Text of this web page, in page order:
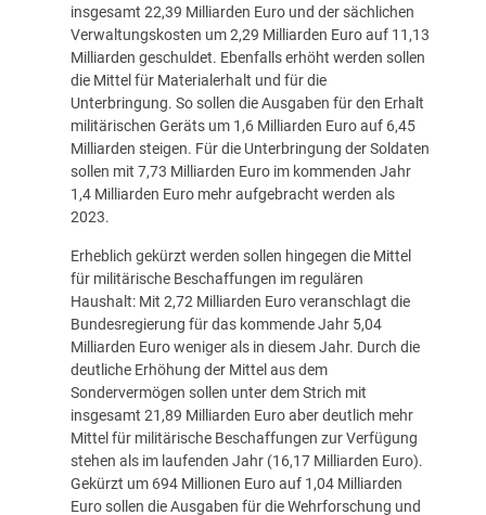
insgesamt 22,39 Milliarden Euro und der sächlichen
Verwaltungskosten um 2,29 Milliarden Euro auf 11,13
Milliarden geschuldet. Ebenfalls erhöht werden sollen
die Mittel für Materialerhalt und für die
Unterbringung. So sollen die Ausgaben für den Erhalt
militärischen Geräts um 1,6 Milliarden Euro auf 6,45
Milliarden steigen. Für die Unterbringung der Soldaten
sollen mit 7,73 Milliarden Euro im kommenden Jahr
1,4 Milliarden Euro mehr aufgebracht werden als
2023.
Erheblich gekürzt werden sollen hingegen die Mittel
für militärische Beschaffungen im regulären
Haushalt: Mit 2,72 Milliarden Euro veranschlagt die
Bundesregierung für das kommende Jahr 5,04
Milliarden Euro weniger als in diesem Jahr. Durch die
deutliche Erhöhung der Mittel aus dem
Sondervermögen sollen unter dem Strich mit
insgesamt 21,89 Milliarden Euro aber deutlich mehr
Mittel für militärische Beschaffungen zur Verfügung
stehen als im laufenden Jahr (16,17 Milliarden Euro).
Gekürzt um 694 Millionen Euro auf 1,04 Milliarden
Euro sollen die Ausgaben für die Wehrforschung und